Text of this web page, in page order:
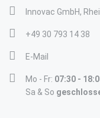
Innovac GmbH,
+49 30 793 14 38
E-Mail
Mo - Fr: 07:30 -
Sa & So